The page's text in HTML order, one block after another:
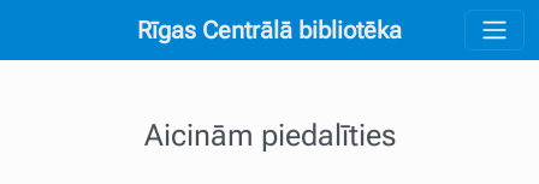
Rīgas Centrālā bibliotēka
Aicinām piedalīties